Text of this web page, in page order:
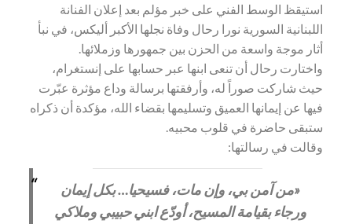
استيقظ الوسط الفني على خبر مؤلم بعد إعلان الفنانة
اللبنانية السورية نورا رحال وفاة نجلها الأكبر أليكس، في نبأ
أثار موجة واسعة من الحزن بين جمهورها وزملائها.
واختارت رحال أن تنعى ابنها عبر حسابها على إنستغرام،
حيث شاركت صوراً له، وأرفقتها برسالة وداع مؤثرة عبّرت
فيها عن إيمانها العميق وتسليمها بقضاء الله، مؤكدة أن ذكراه
ستبقى حاضرة في قلوب محبيه.
وقالت في رسالتها:
«من آمن بي، وإن مات، فسيحيا… بكل إيمان
ورجاء بقيامة المسيح، أودّع ابني حبيبي وملاكي